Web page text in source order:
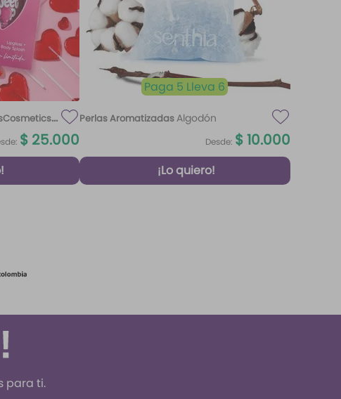
$ 25.000
Paga 5 Lleva 6
Perlas AromatizadasAlgodón
Desde: $10.000
¡Lo quiero!
para ti.